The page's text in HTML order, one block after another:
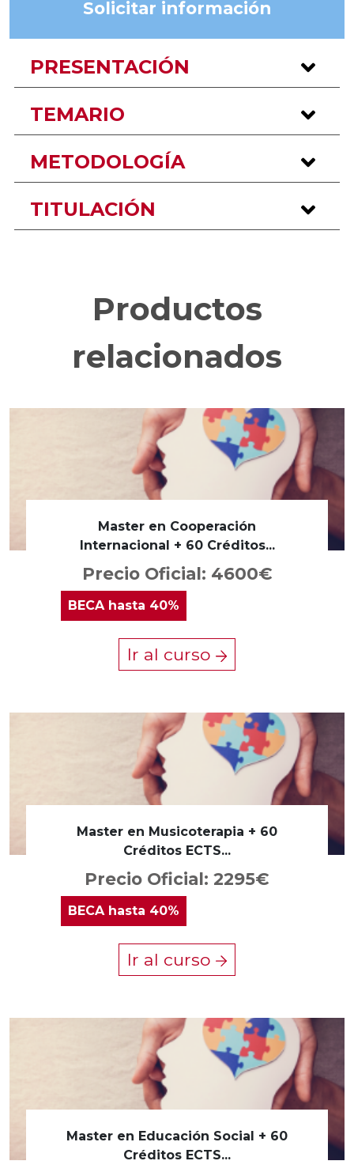
Solicitar información
PRESENTACIÓN
TEMARIO
METODOLOGÍA
TITULACIÓN
Productos
relacionados
Master en Cooperación
Internacional + 60 Créditos...
Precio Oficial: 4600€
BECAhasta 40%
Ir al curso
Master en Musicoterapia + 60
Créditos ECTS...
Precio Oficial: 2295€
BECA hasta 40%
Ir al curso
Master en Educación Social + 60
Créditos ECTS...